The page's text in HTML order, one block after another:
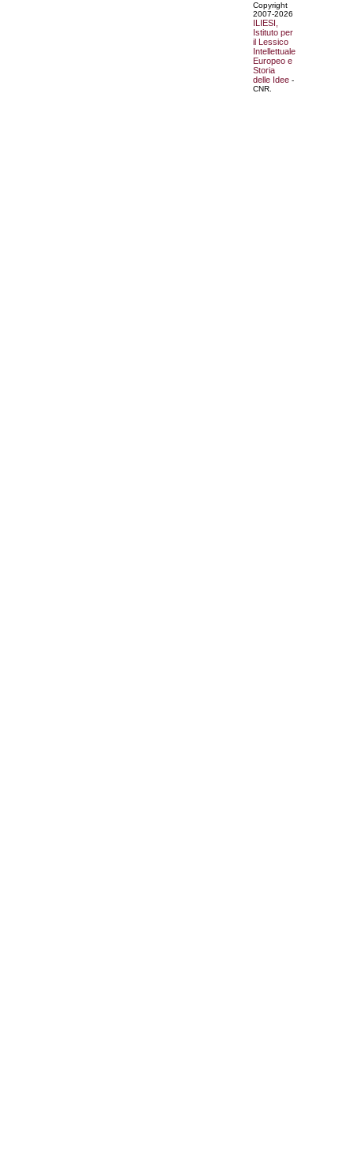
Copyright
2007-2026
ILIESI,
Istituto per
il Lessico
Intellettuale
Europeo e
Storia
delle Idee -
CNR.